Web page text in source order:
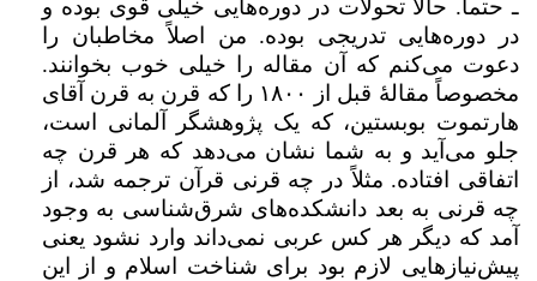
ـ حتماً. حالا تحولات در دوره‌هایی خیلی قوی بوده و
در دوره‌هایی تدریجی بوده. من اصلاً مخاطبان را
دعوت می‌کنم که آن مقاله را خیلی خوب بخوانند.
مخصوصاً مقالهٔ قبل از ۱۸۰۰ را که قرن به قرن آقای
هارتموت بوبستین، که یک پژوهشگر آلمانی است،‌
جلو می‌آید و به شما نشان می‌دهد که هر قرن چه
اتفاقی افتاده. مثلاً در چه قرنی قرآن ترجمه شد،‌ از
چه قرنی به بعد دانشکده‌های شرق‌شناسی به وجود
آمد که دیگر هر کس عربی نمی‌داند وارد نشود یعنی
پیش‌نیازهایی لازم بود برای شناخت اسلام و از این